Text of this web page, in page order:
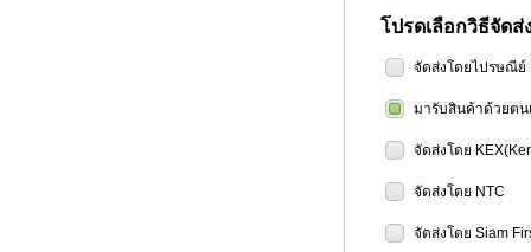
โปรดเลือกวิธีจัดส่
จัดส่งโดยไปรษณีย์
มารับสินค้าด้วยต
จัดส่งโดย
จัดส่งโดย NTC
จัดส่งโดย Siam